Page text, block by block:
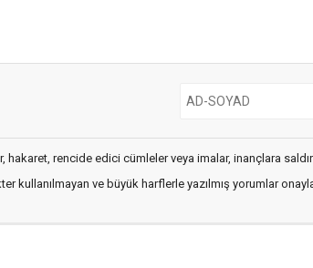
hakaret, rencide edici cümleler veya imalar, inançlara
kullanılmayan ve büyük harflerle yazılmış yorumlar